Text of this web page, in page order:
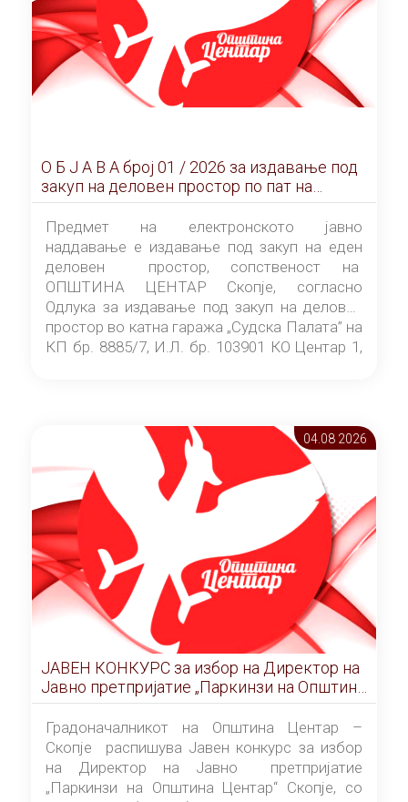
О Б Ј А В А брoj 01 / 2026 за издавање под
закуп на деловен простор по пат на
ЕЛЕКТРОНСКО ЈАВНО НАДДАВАЊЕ
Предмет на електронското јавно
наддавање е издавање под закуп на еден
деловен простор, сопственост на
ОПШТИНА ЦЕНТАР Скопје, согласно
Одлука за издавање под закуп на деловен
простор во катна гаража „Судска Палата” на
КП бр. 8885/7, И.Л. бр. 103901 КО Центар 1,
Скопје” број 9/2026), за времетраење од 3
(три) години од денот на потпишувањето на
Договорот за закуп со најповолниот
понудувач.
04.08 2026
ЈАВЕН КОНКУРС за избор на Директор на
Јавно претпријатие „Паркинзи на Општина
Центар“ – Скопје
Градоначалникот на Општина Центар –
Скопје распишува Јавен конкурс за избор
на Директор на Јавно претпријатие
„Паркинзи на Општина Центар“ Скопје, со